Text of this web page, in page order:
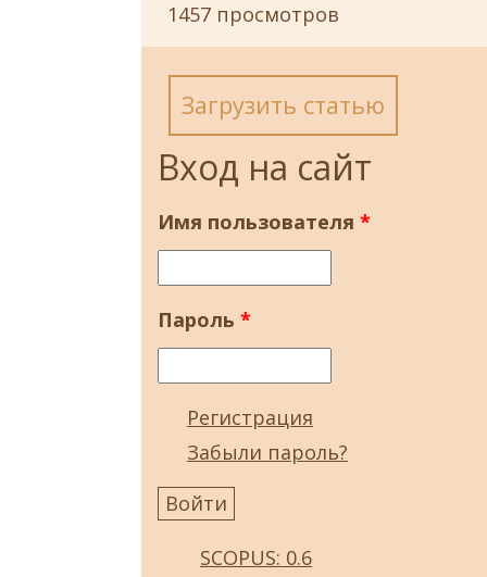
1457 просмотров
Загрузить статью
Вход на сайт
Имя пользователя *
Пароль *
Регистрация
Забыли пароль?
SCOPUS: 0.6